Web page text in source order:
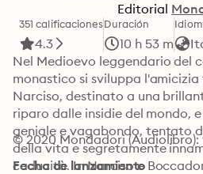
Editorial
351 calificaciones
4.3
Duración
10 h 53 m
Nel Medioevo leggendario del
monastico si sviluppa
Narciso, destinato a una
riparo dalle insidie del mondo,
geniale e vagabondo, tentato
della vita e segretamente
caducità. In Narciso e
© 2020 Mondadori (Audiolibro):
Fecha de lanzamiento